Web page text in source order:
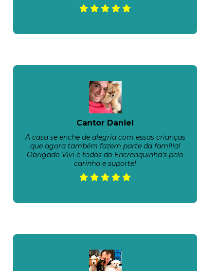
Cantor Daniel
A casa se enche de alegria com essas crianças
que agora também fazem parte da família!
Obrigado Vivi e todos do Encrenquinha's pelo
carinho e suporte!